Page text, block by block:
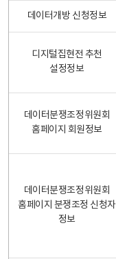
데이터개방 신청정보
디지털집현전 추천
설정정보
데이터분쟁조정위원회
홈페이지 회원정보
데이터분쟁조정위원회
홈페이지 분쟁조정 신청자
정보